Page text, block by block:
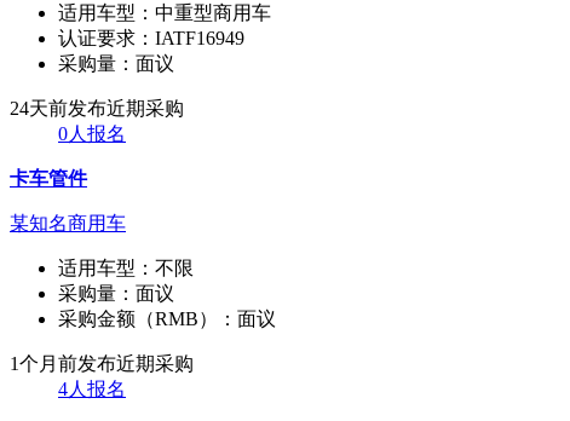
适用车型： 中重型商用车
认证要求： IATF16949
采购量： 面议
24天前发布近期采购
0人报名
卡车管件
某知名商用车
适用车型： 不限
采购量： 面议
采购金额（RMB）： 面议
1个月前发布近期采购
4人报名